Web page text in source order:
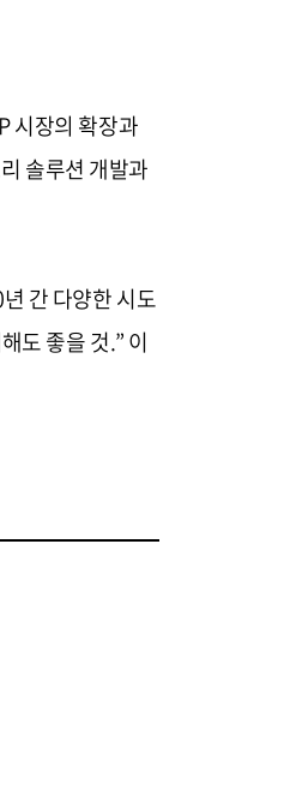
시장의 확장과
솔루션 개발과
간 다양한 시도
도 좋을 것.” 이